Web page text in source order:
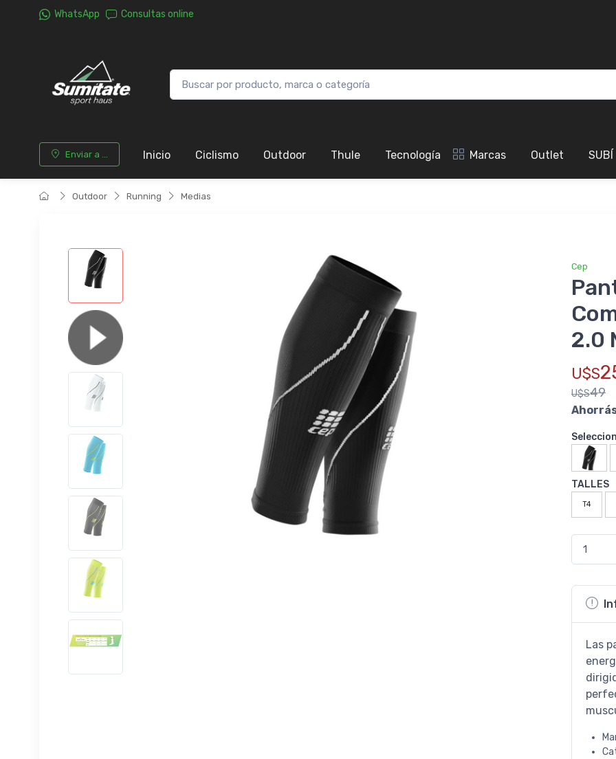
WhatsApp Consultas online
Enviar a ... Inicio Ciclismo Outdoor Thule Tecnología Marcas Outlet SUBÍ
Outdoor Running Medias
Cep
2.0
U$S
U$S49
TALLES
T4
Las